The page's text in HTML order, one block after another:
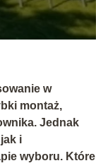
w
montaż,
Jednak
i
wyboru. Które